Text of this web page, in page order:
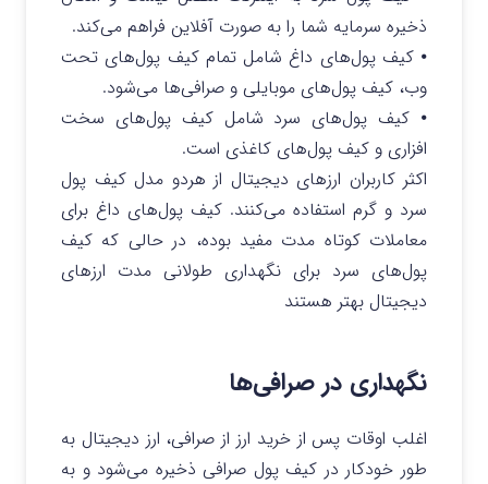
ذخیره سرمایه شما را به صورت آفلاین فراهم می‌کند.
⦁ کیف پول‌های داغ شامل تمام کیف پول‌های تحت
وب، کیف پول‌های موبایلی و صرافی‌ها می‌شود.
⦁ کیف پول‌های سرد شامل کیف پول‌های سخت
افزاری و کیف پول‌های کاغذی است.
اکثر کاربران ارزهای دیجیتال از هردو مدل کیف پول
سرد و گرم استفاده می‌کنند. کیف پول‌های داغ برای
معاملات کوتاه مدت مفید بوده، در حالی که کیف
پول‌های سرد برای نگهداری طولانی مدت ارزهای
دیجیتال بهتر هستند
نگهداری در صرافی‌ها
اغلب اوقات پس از خرید ارز از صرافی، ارز دیجیتال به
طور خودکار در کیف پول صرافی ذخیره می‌شود و به